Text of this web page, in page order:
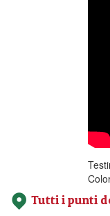
Tutti i punti